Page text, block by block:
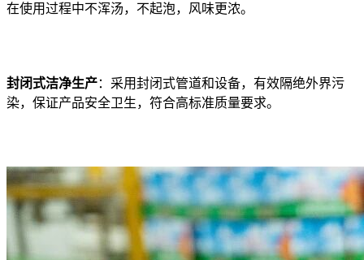
在使用过程中不浑汤，不起泡，风味更浓。
封闭式洁净生产：采用封闭式管道和设备，有效隔绝外界污
染，保证产品安全卫生，符合高标准质量要求。